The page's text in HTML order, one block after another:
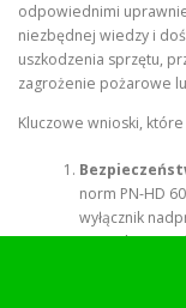
odpowiednimi
niezbędnej wiedzy i
uszkodzenia sprzętu,
zagrożenie pożarowe
Kluczowe wnioski,
norm PN-HD
wyłącznik
wszystkie
połączone